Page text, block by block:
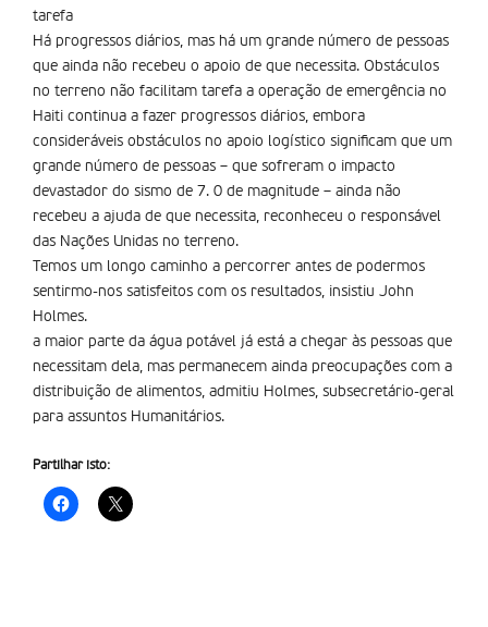
tarefa
Há progressos diários, mas há um grande número de pessoas
que ainda não recebeu o apoio de que necessita. Obstáculos
no terreno não facilitam tarefa a operação de emergência no
Haiti continua a fazer progressos diários, embora
consideráveis obstáculos no apoio logístico significam que um
grande número de pessoas – que sofreram o impacto
devastador do sismo de 7. 0 de magnitude – ainda não
recebeu a ajuda de que necessita, reconheceu o responsável
das Nações Unidas no terreno.
Temos um longo caminho a percorrer antes de podermos
sentirmo-nos satisfeitos com os resultados, insistiu John
Holmes.
a maior parte da água potável já está a chegar às pessoas que
necessitam dela, mas permanecem ainda preocupações com a
distribuição de alimentos, admitiu Holmes, subsecretário-geral
para assuntos Humanitários.
Partilhar isto: